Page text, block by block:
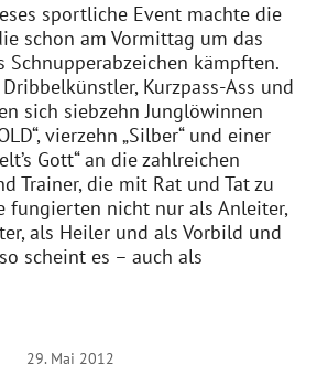
sportliche Event machte die
schon am Vormittag um das
Schnupperabzeichen kämpften.
Kurzpass-Ass und
sich siebzehn Junglöwinnen
vierzehn „Silber“ und einer
Gott“ an die zahlreichen
Trainer, die mit Rat und Tat zu
fungierten nicht nur als Anleiter,
als Heiler und als Vorbild und
scheint es – auch als
29. Mai 2012